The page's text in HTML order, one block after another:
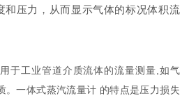
和压力，从而显示气体的标况体积流
于工业管道介质流体的流量测量,如气
。一体式蒸汽流量计 的特点是压力损失